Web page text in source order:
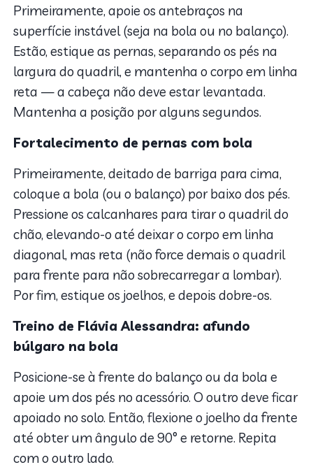
Primeiramente, apoie os antebraços na
superfície instável (seja na bola ou no balanço).
Estão, estique as pernas, separando os pés na
largura do quadril, e mantenha o corpo em linha
reta — a cabeça não deve estar levantada.
Mantenha a posição por alguns segundos.
Fortalecimento de pernas com bola
Primeiramente, deitado de barriga para cima,
coloque a bola (ou o balanço) por baixo dos pés.
Pressione os calcanhares para tirar o quadril do
chão, elevando-o até deixar o corpo em linha
diagonal, mas reta (não force demais o quadril
para frente para não sobrecarregar a lombar).
Por fim, estique os joelhos, e depois dobre-os.
Treino de Flávia Alessandra: afundo
búlgaro na bola
Posicione-se à frente do balanço ou da bola e
apoie um dos pés no acessório. O outro deve ficar
apoiado no solo. Então, flexione o joelho da frente
até obter um ângulo de 90° e retorne. Repita
com o outro lado.